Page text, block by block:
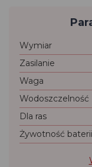
Wymiar
Zasilanie
Waga
Wodoszczelność
Dla ras
Żywotność baterii